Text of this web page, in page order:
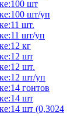
шт
шт/уп
шт.
шт/уп
кг
шт
шт.
шт/уп
гонтов
шт
шт (0,3024